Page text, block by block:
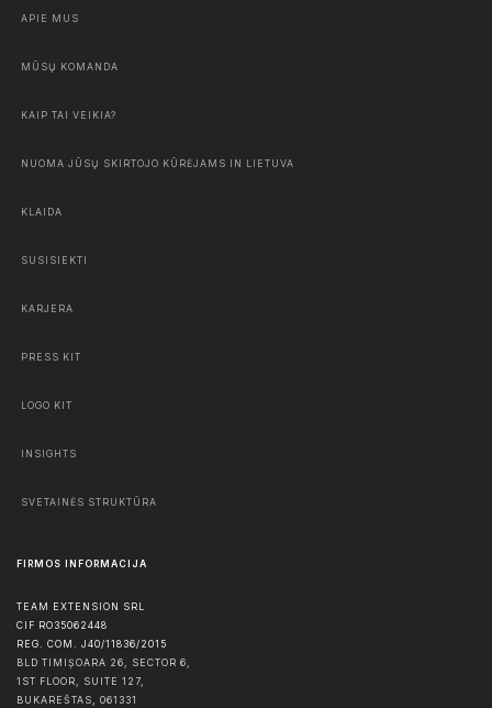
APIE MUS
MŪSŲ KOMANDA
KAIP TAI VEIKIA?
NUOMA JŪSŲ SKIRTOJO KŪRĖJAMS IN LIETUVA
KLAIDA
SUSISIEKTI
KARJERA
PRESS KIT
LOGO KIT
INSIGHTS
SVETAINĖS STRUKTŪRA
FIRMOS INFORMACIJA
TEAM EXTENSION SRL
CIF RO35062448
REG. COM. J40/11836/2015
BLD TIMIȘOARA 26, SECTOR 6,
1ST FLOOR, SUITE 127,
BUKAREŠTAS, 061331